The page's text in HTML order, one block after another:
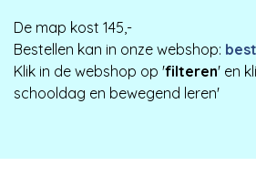
De map kost 145,-
Bestellen kan in onze webshop:
Klik in de webshop op 'filteren' en
schooldag en bewegend leren'